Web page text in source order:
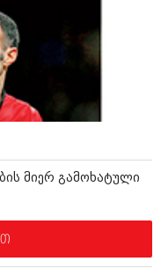
მიერ გამოხატული